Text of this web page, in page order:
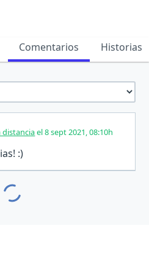
Comentarios Historias
el 8 sept 2021, 08:10h
:)